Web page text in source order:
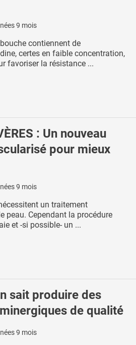
9 mois
contiennent de
certes en faible concentration,
favoriser la résistance ...
: Un nouveau
pour mieux
9 mois
un traitement
peau. Cependant la procédure
et -si possible- un ...
sait produire des
de qualité
9 mois